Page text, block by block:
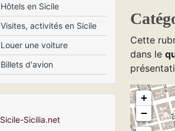
Cette
dans le
+
−
Hôtels en Sicile
Visites, activités en Sicile
Louer une voiture
Billets d'avion
Sicile-Sicilia.net